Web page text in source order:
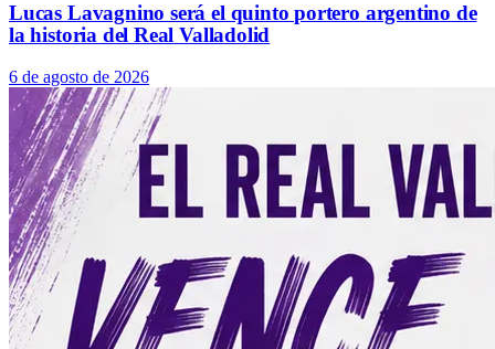
Lucas Lavagnino será el quinto portero argentino de
la historia del Real Valladolid
6 de agosto de 2026